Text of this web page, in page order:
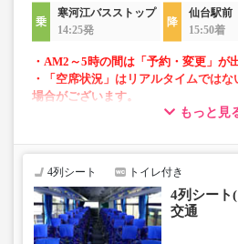
寒河江バスストップ
14:25発
仙台駅前
15:50着
・AM2～5時の間は「予約・変更」が
・「空席状況」はリアルタイムでは
場合がございます。
・車内トイレ完備で長旅でも安心
もっと見
4列シート トイレ付き
4列シート
交通